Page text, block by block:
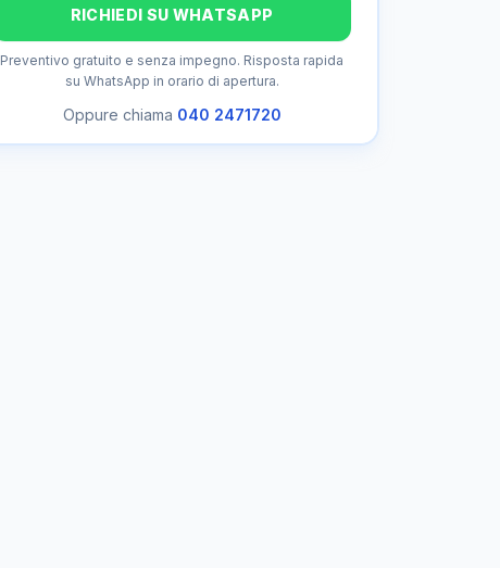
RICHIEDI SU WHATSAPP
Preventivo gratuito e senza impegno. Risposta rapida
su WhatsApp in orario di apertura.
Oppure chiama 040 2471720